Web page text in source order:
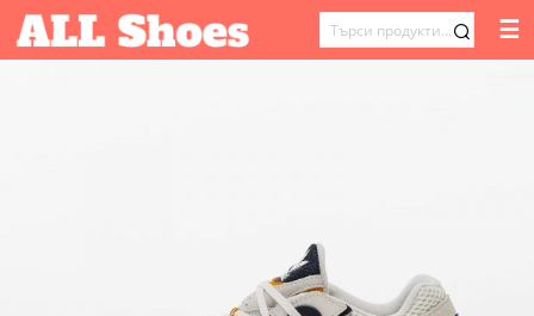
ТЪРСЕНЕ
☰